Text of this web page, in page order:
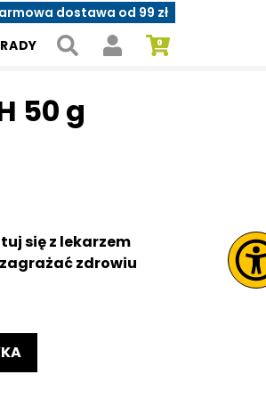
dostawa od 99 zł
50 g
się z lekarzem
zdrowiu